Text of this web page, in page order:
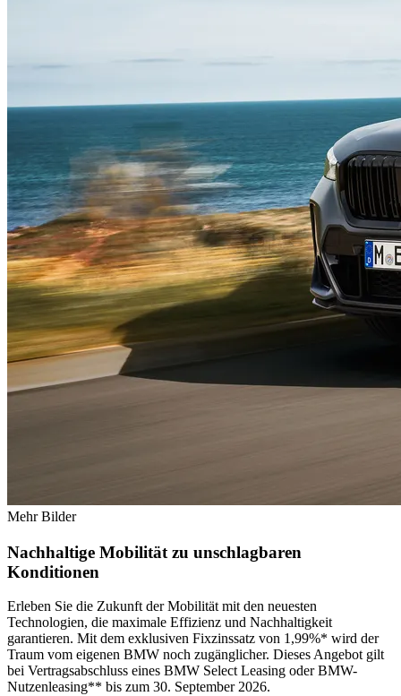
Mehr Bilder
Nachhaltige Mobilität zu unschlagbaren
Konditionen
Erleben Sie die Zukunft der Mobilität mit den neuesten
Technologien, die maximale Effizienz und Nachhaltigkeit
garantieren. Mit dem exklusiven Fixzinssatz von 1,99%* wird der
Traum vom eigenen BMW noch zugänglicher. Dieses Angebot gilt
bei Vertragsabschluss eines BMW Select Leasing oder BMW-
Nutzenleasing** bis zum 30. September 2026.